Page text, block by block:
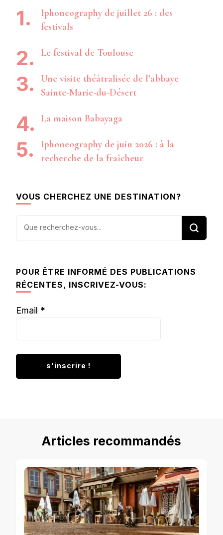
Iphoneography de juillet 26 : des
festivals
Le festival de Toulouse
Une visite théâtralisée de l’abbaye
Sainte-Marie-du-Désert
La maison Babayaga
Iphoneography de juin 2026 : à la
recherche de la fraîcheur
VOUS CHERCHEZ UNE DESTINATION?
Vous
recherchiez
chose ?
POUR ÊTRE INFORMÉ DES PUBLICATIONS
RÉCENTES, INSCRIVEZ-VOUS:
Email *
Articles recommandés